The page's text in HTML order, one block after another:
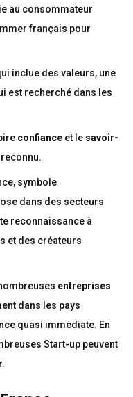
au consommateur
français pour
inclue des valeurs, une
est recherché dans les
confiance et le savoir-
symbole
dans des secteurs
reconnaissance à
et des créateurs
entreprises
dans les pays
quasi immédiate. En
Start-up peuvent